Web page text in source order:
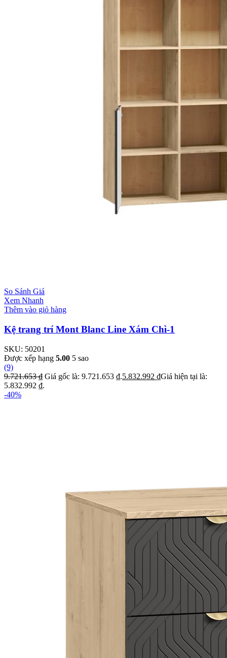
So Sánh Giá
Xem Nhanh
Thêm vào giỏ hàng
Kệ trang trí Mont Blanc Line Xám Chì-1
SKU: 50201
Được xếp hạng 5.00 5 sao
(9)
9.721.653₫ Giá gốc là: 9.721.653 ₫.5.832.992 ₫Giá hiện tại là:
5.832.992 ₫.
-40%